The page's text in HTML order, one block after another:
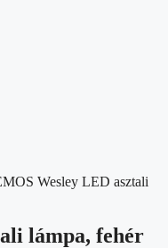
Wesley LED asztali
lámpa, fehér